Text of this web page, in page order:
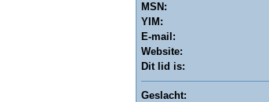
MSN:
YIM:
E-mail:
Website:
Dit lid is:
Geslacht: